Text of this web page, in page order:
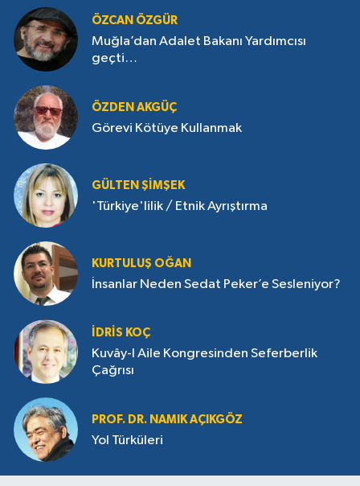
ÖZCAN ÖZGÜR
Muğla’dan Adalet Bakanı Yardımcısı
geçti…
ÖZDEN AKGÜÇ
Görevi Kötüye Kullanmak
GÜLTEN ŞIMŞEK
'Türkiye'lilik / Etnik Ayrıştırma
KURTULUŞ OĞAN
İnsanlar Neden Sedat Peker’e Sesleniyor?
İDRIS KOÇ
Kuvây-I Aile Kongresinden Seferberlik
Çağrısı
PROF. DR. NAMIK AÇIKGÖZ
Yol Türküleri